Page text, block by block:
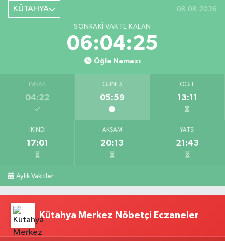
KÜTAHYA 08.08.2026
SONRAKI VAKTE KALAN
06:04:25
Öğle Namazı
İMSAK
04:22
GÜNEŞ
05:59
ÖĞLE
13:11
İKINDI
17:01
AKŞAM
20:13
YATSI
21:43
Aylık Vakitler
Kütahya Merkez Nöbetçi Eczaneler